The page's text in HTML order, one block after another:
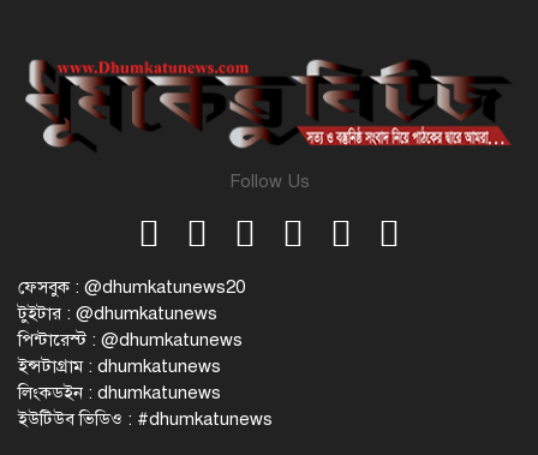
Follow Us
ফেসবুক : @dhumkatunews20
টুইটার : @dhumkatunews
পিন্টারেস্ট : @dhumkatunews
ইন্সটাগ্রাম : dhumkatunews
লিংকডইন : dhumkatunews
ইউটিউব ভিডিও : #dhumkatunews